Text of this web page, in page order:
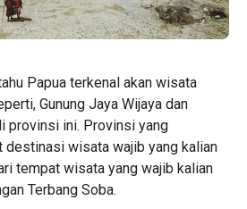
Papua terkenal akan wisata
Gunung Jaya Wijaya dan
provinsi ini. Provinsi yang
destinasi wisata wajib yang kalian
tempat wisata yang wajib kalian
Terbang Soba.